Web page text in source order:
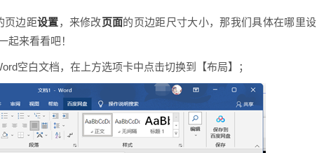
页边距设置，来修改页面的页边距尺寸大小，那我们具体在哪里设
起来看看吧！
空白文档，在上方选项卡中点击切换到【布局】；